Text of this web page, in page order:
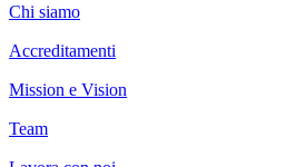
Chi siamo
Accreditamenti
Mission e Vision
Team